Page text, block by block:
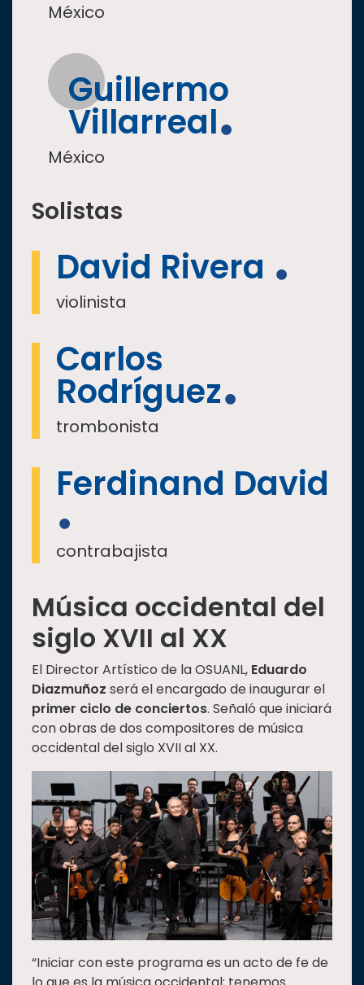
México
Guillermo
Villarreal
México
Solistas
David Rivera
violinista
Carlos
Rodríguez
trombonista
Ferdinand David
contrabajista
Música occidental del
siglo XVII al XX
El Director Artístico de la OSUANL, Eduardo
Diazmuñoz será el encargado de inaugurar el
primer ciclo de conciertos. Señaló que iniciará
con obras de dos compositores de música
occidental del siglo XVII al XX.
“Iniciar con este programa es un acto de fe de